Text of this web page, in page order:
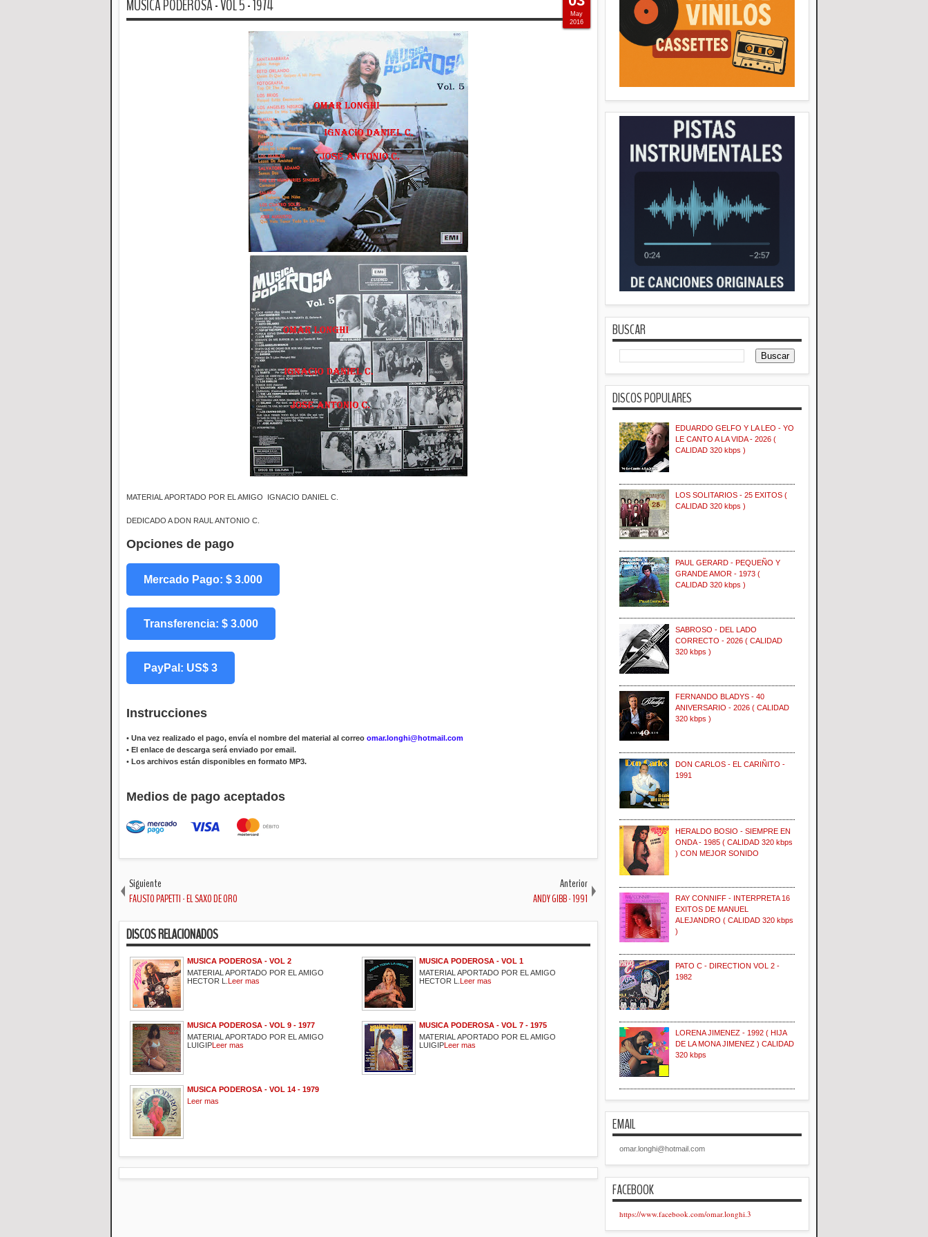
MUSICA PODEROSA - VOL 5 - 1974
MATERIAL APORTADO POR EL AMIGO IGNACIO DANIEL C.
DEDICADO A DON RAUL ANTONIO C.
Opciones de pago
Mercado Pago: $ 3.000
Transferencia: $ 3.000
PayPal: US$ 3
Instrucciones
• Una vez realizado el pago, envía el nombre del material al correo omar.longhi@hotmail.com
• El enlace de descarga será enviado por email.
• Los archivos están disponibles en formato MP3.
Medios de pago aceptados
May
2016
Siguiente
FAUSTO PAPETTI - EL SAXO DE ORO
Anterior
ANDY GIBB - 1991
DISCOS RELACIONADOS
MUSICA PODEROSA - VOL 2
MATERIAL APORTADO POR EL AMIGO
HECTOR L. Leer mas
MUSICA PODEROSA - VOL 1
MATERIAL APORTADO POR EL AMIGO
HECTOR L. Leer mas
MUSICA PODEROSA - VOL 9 - 1977
MATERIAL APORTADO POR EL AMIGO
LUIGIPLeer mas
MUSICA PODEROSA - VOL 7 - 1975
MATERIAL APORTADO POR EL AMIGO
LUIGIPLeer mas
MUSICA PODEROSA - VOL 14 - 1979
Leer mas
BUSCAR
DISCOS POPULARES
EDUARDO GELFO Y LA LEO - YO
LE CANTO A LA VIDA - 2026 (
CALIDAD 320 kbps )
LOS SOLITARIOS - 25 EXITOS (
CALIDAD 320 kbps )
PAUL GERARD - PEQUEÑO Y
GRANDE AMOR - 1973 (
CALIDAD 320 kbps )
SABROSO - DEL LADO
CORRECTO - 2026 ( CALIDAD
320 kbps )
FERNANDO BLADYS - 40
ANIVERSARIO - 2026 ( CALIDAD
320 kbps )
DON CARLOS - EL CARIÑITO -
1991
HERALDO BOSIO - SIEMPRE EN
ONDA - 1985 ( CALIDAD 320 kbps
) CON MEJOR SONIDO
RAY CONNIFF - INTERPRETA 16
EXITOS DE MANUEL
ALEJANDRO ( CALIDAD 320 kbps
)
PATO C - DIRECTION VOL 2 -
1982
LORENA JIMENEZ - 1992 ( HIJA
DE LA MONA JIMENEZ ) CALIDAD
320 kbps
EMAIL
omar.longhi@hotmail.com
FACEBOOK
https://www.facebook.com/omar.longhi.3